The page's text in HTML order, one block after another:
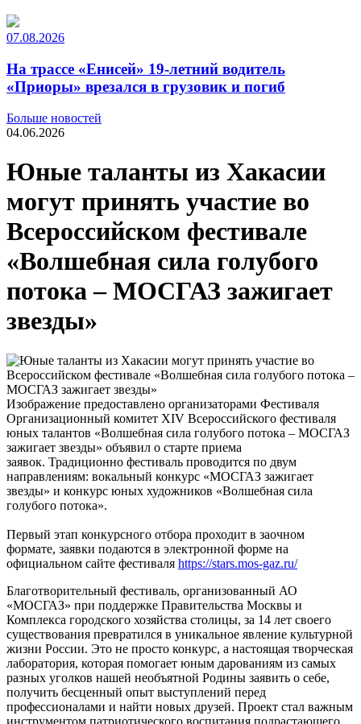
07.08.2026
На трассе «Енисей» 19-летний водитель
«Приоры» врезался в грузовик и погиб
Больше новостей
04.06.2026
Юные таланты из Хакасии
могут принять участие во
Всероссийском фестивале
«Волшебная сила голубого
потока – МОСГАЗ зажигает
звезды»
Изображение предоставлено организаторами Фестиваля
Организационный комитет XIV Всероссийского фестиваля
юных талантов «Волшебная сила голубого потока – МОСГАЗ
зажигает звезды» объявил о старте приема
заявок. Традиционно фестиваль проводится по двум
направлениям: вокальный конкурс «МОСГАЗ зажигает
звезды» и конкурс юных художников «Волшебная сила
голубого потока».
Первый этап конкурсного отбора проходит в заочном
формате, заявки подаются в электронной форме на
официальном сайте фестиваля https://stars.mos-gaz.ru/
Благотворительный фестиваль, организованный АО
«МОСГАЗ» при поддержке Правительства Москвы и
Комплекса городского хозяйства столицы, за 14 лет своего
существования превратился в уникальное явление культурной
жизни России. Это не просто конкурс, а настоящая творческая
лаборатория, которая помогает юным дарованиям из самых
разных уголков нашей необъятной Родины заявить о себе,
получить бесценный опыт выступлений перед
профессионалами и найти новых друзей. Проект стал важным
инструментом патриотического воспитания подрастающего